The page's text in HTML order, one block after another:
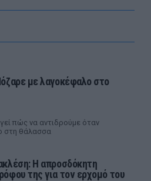
με λαγοκέφαλο στο
πώς να αντιδρούμε όταν
στη θάλασσα
Η απροσδόκητη
της για τον ερχομό του